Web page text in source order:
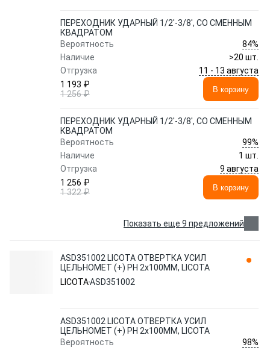
ПЕРЕХОДНИК УДАРНЫЙ 1/2'-3/8', СО СМЕННЫМ
КВАДРАТОМ
Вероятность
84%
Наличие
>20 шт.
Отгрузка
11 - 13 августа
1 193 ₽
1 256 ₽
В корзину
ПЕРЕХОДНИК УДАРНЫЙ 1/2'-3/8', СО СМЕННЫМ
КВАДРАТОМ
Вероятность
99%
Наличие
1 шт.
Отгрузка
9 августа
1 256 ₽
1 322 ₽
В корзину
Показать еще 9 предложений
ASD351002 LICOTA ОТВЕРТКА УСИЛ
ЦЕЛЬНОМЕТ (+) PH 2x100ММ, LICOTA
LICOTAASD351002
ASD351002 LICOTA ОТВЕРТКА УСИЛ
ЦЕЛЬНОМЕТ (+) PH 2x100ММ, LICOTA
Вероятность
98%